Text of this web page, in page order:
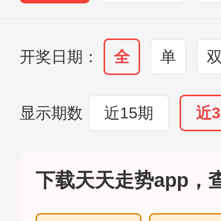
开奖日期： 全 单
显示期数 近15期 近
下载天天走势app，